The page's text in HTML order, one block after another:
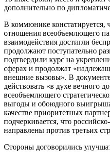
дополнительно по
В коммюнике констатируется,
отношения всеобъемлющего
взаимодействия достигли
продолжают поступательно
подтвердили курс на
сферах и продолжат
внешние вызовы». В
действовать «в духе вечного
всеобъемлющего
выгоды и обоюдного
качестве приоритетных
подчеркивается, что
направлены против третьих
Стороны договорились